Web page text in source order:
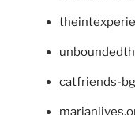
catfriends-